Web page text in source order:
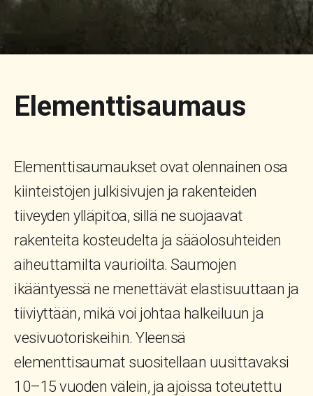
Elementtisaumaus
Elementtisaumaukset ovat olennainen osa
kiinteistöjen julkisivujen ja rakenteiden
tiiveyden ylläpitoa, sillä ne suojaavat
rakenteita kosteudelta ja sääolosuhteiden
aiheuttamilta vaurioilta. Saumojen
ikääntyessä ne menettävät elastisuuttaan ja
tiiviyttään, mikä voi johtaa halkeiluun ja
vesivuotoriskeihin. Yleensä
elementtisaumat suositellaan uusittavaksi
10–15 vuoden välein, ja ajoissa toteutettu